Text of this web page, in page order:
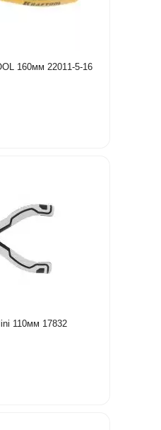
160мм 22011-5-16
Бокорезы Matrix Mini 110мм 17832